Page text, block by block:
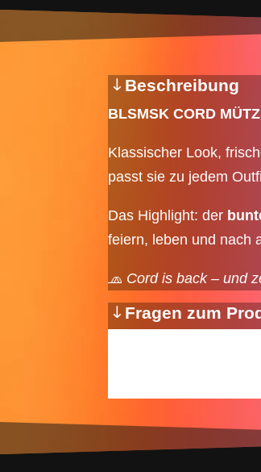
Beschreibung
BLSMSK CORD
Klassischer Look,
passt sie zu jedem
Das Highlight: der
feiern, leben und nach
🧢 Cord is back – und
Fragen zum